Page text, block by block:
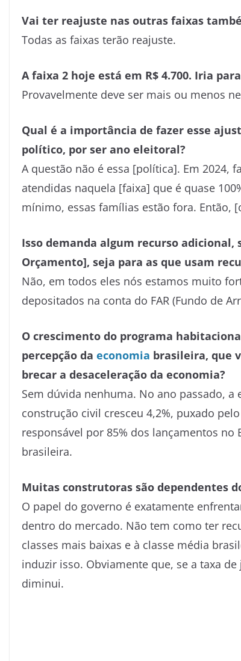
Vai ter reajuste nas outras faixas
Todas as faixas terão reajuste.
A faixa 2 hoje está em R$ 4.700. Iria
Provavelmente deve ser mais ou menos
Qual é a importância de fazer esse
político, por ser ano eleitoral?
A questão não é essa [política]. Em 2024,
atendidas naquela [faixa] que é quase
mínimo, essas famílias estão fora. Então,
Isso demanda algum recurso adicional,
Orçamento], seja para as que usam
Não, em todos eles nós estamos muito
depositados na conta do FAR (Fundo de
O crescimento do programa
percepção da economia brasileira, que
brecar a desaceleração da economia?
Sem dúvida nenhuma. No ano passado,
construção civil cresceu 4,2%, puxado
responsável por 85% dos lançamentos
brasileira.
Muitas construtoras são dependentes
O papel do governo é exatamente
dentro do mercado. Não tem como ter
classes mais baixas e à classe média
induzir isso. Obviamente que, se a taxa
diminui.